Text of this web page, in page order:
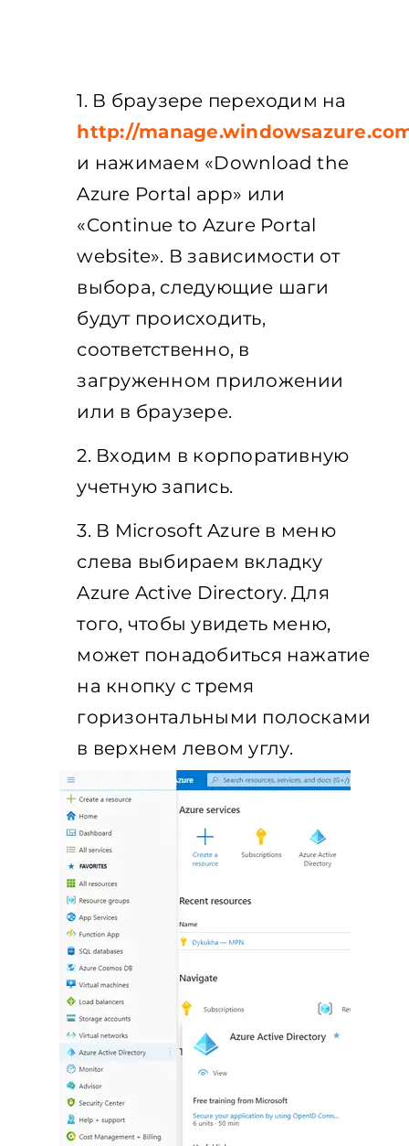
1. В браузере переходим на
http://
и нажимаем «Download the
Azure Portal app» или
«Continue to Azure Portal
website». В зависимости от
выбора, следующие шаги
будут происходить,
соответственно, в
загруженном приложении
или в браузере.
2. Входим в корпоративную
учетную запись.
3. В Microsoft Azure в меню
слева выбираем вкладку
Azure Active Directory. Для
того, чтобы увидеть меню,
может понадобиться нажатие
на кнопку с тремя
горизонтальными полосками
в верхнем левом углу.